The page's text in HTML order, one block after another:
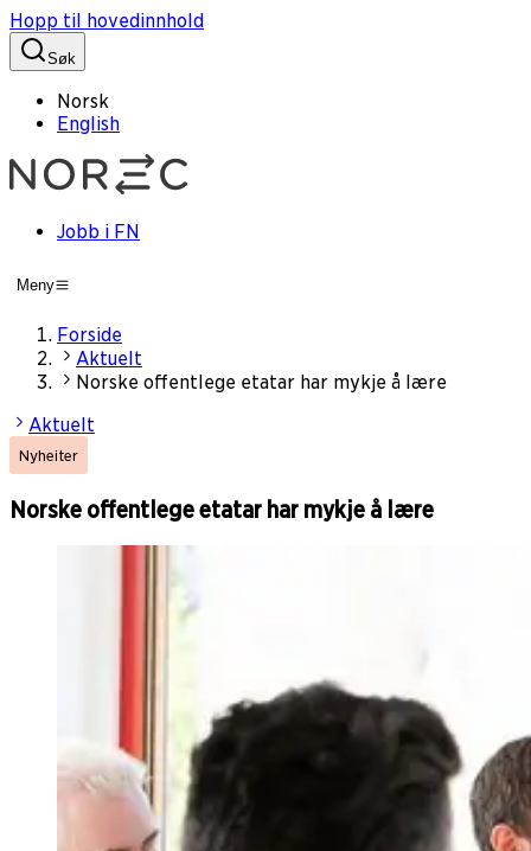
Hopp til hovedinnhold
Søk
Norsk
English
Jobb i FN
Meny
Forside
Aktuelt
Norske offentlege etatar har mykje å lære
Aktuelt
Nyheiter
Norske offentlege etatar har mykje å lære